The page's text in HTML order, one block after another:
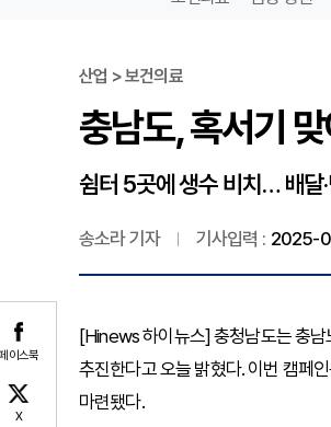
이스북
X
산업 > 보건의료
충남도, 혹서기
쉼터 5곳에 생수 비치… 배달
송소라 기자 기사입력 : 2025-
[Hinews 하이뉴스] 충청남도는 충남
추진한다고 오늘 밝혔다. 이번 캠페
마련됐다.